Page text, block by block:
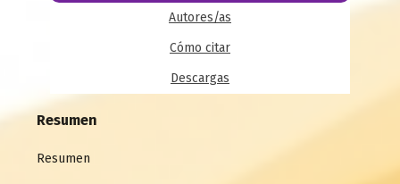
Autores/as
Cómo citar
Descargas
Resumen
Resumen